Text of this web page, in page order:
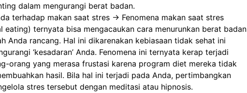
dalam mengurangi berat badan.
terhadap makan saat stres -> Fenomena makan saat stres
eating) ternyata bisa mengacaukan cara menurunkan berat badan
Anda rancang. Hal ini dikarenakan kebiasaan tidak sehat ini
‘kesadaran’ Anda. Fenomena ini ternyata kerap terjadi
orang yang merasa frustasi karena program diet mereka tidak
hasil. Bila hal ini terjadi pada Anda, pertimbangkan
stres tersebut dengan meditasi atau hipnosis.